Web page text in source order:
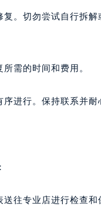
。切勿尝试自行拆
需的时间和费用。
进行。保持联系并耐
往专业店进行检查和